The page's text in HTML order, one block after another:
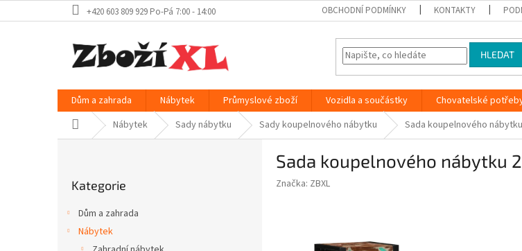
na
+420 603 809 929 Po-Pá 7:00 - 14:00 OBCHODNÍ PODMÍNKY KONTAKTY
HLEDAT
Dům a zahrada Nábytek Průmyslové zboží Vozidla a součástky Chovatelské
Domů Nábytek Sady nábytku Sady koupelnového nábytku Sada koupelnového
kategorie
Kategorie
Dům a zahrada
Nábytek
Sada koupelnového nábytku
Značka: ZBXL